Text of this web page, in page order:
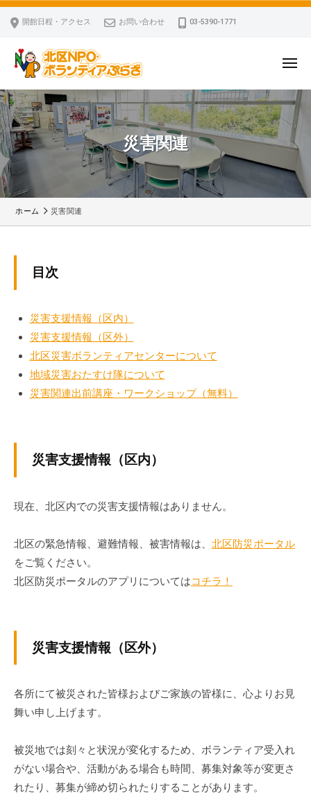
コ
へ
ス
キ
ッ
プ
開館日程・アクセス お問い合わせ 03-5390-1771
北
区
N
P
O
・
ボ
ラ
ぷ
ら
ざ
「
北
区
N
P
O
・
ボ
ぷ
ら
ラ
テ
ィ
ア
の
援
、
活
に
関
す
メ
ュ
ー
災害関連
ホーム 災害関連
害
関
連
2026
admin
目次
災害支援情報（区内）
災害支援情報（区外）
北区災害ボランティアセンターについて
地域災害おたすけ隊について
災害関連出前講座・ワークショップ（無料）
災害支援情報（区内）
現在、北区内での災害支援情報はありません。
北区の緊急情報、避難情報、被害情報は、 北区防災ポータル
をご覧ください。
北区防災ポータルのアプリについてはコチラ！
災害支援情報（区外）
各所にて被災された皆様およびご家族の皆様に、心よりお見
舞い申し上げます。
被災地では刻々と状況が変化するため、ボランティア受入れ
がない場合や、活動がある場合も時間、募集対象等が変更さ
れたり、募集が締め切られたりすることがあります。
区
N
O
・
ボ
ラ
ン
テ
ィ
ア
ぷ
ら
ざ
ー